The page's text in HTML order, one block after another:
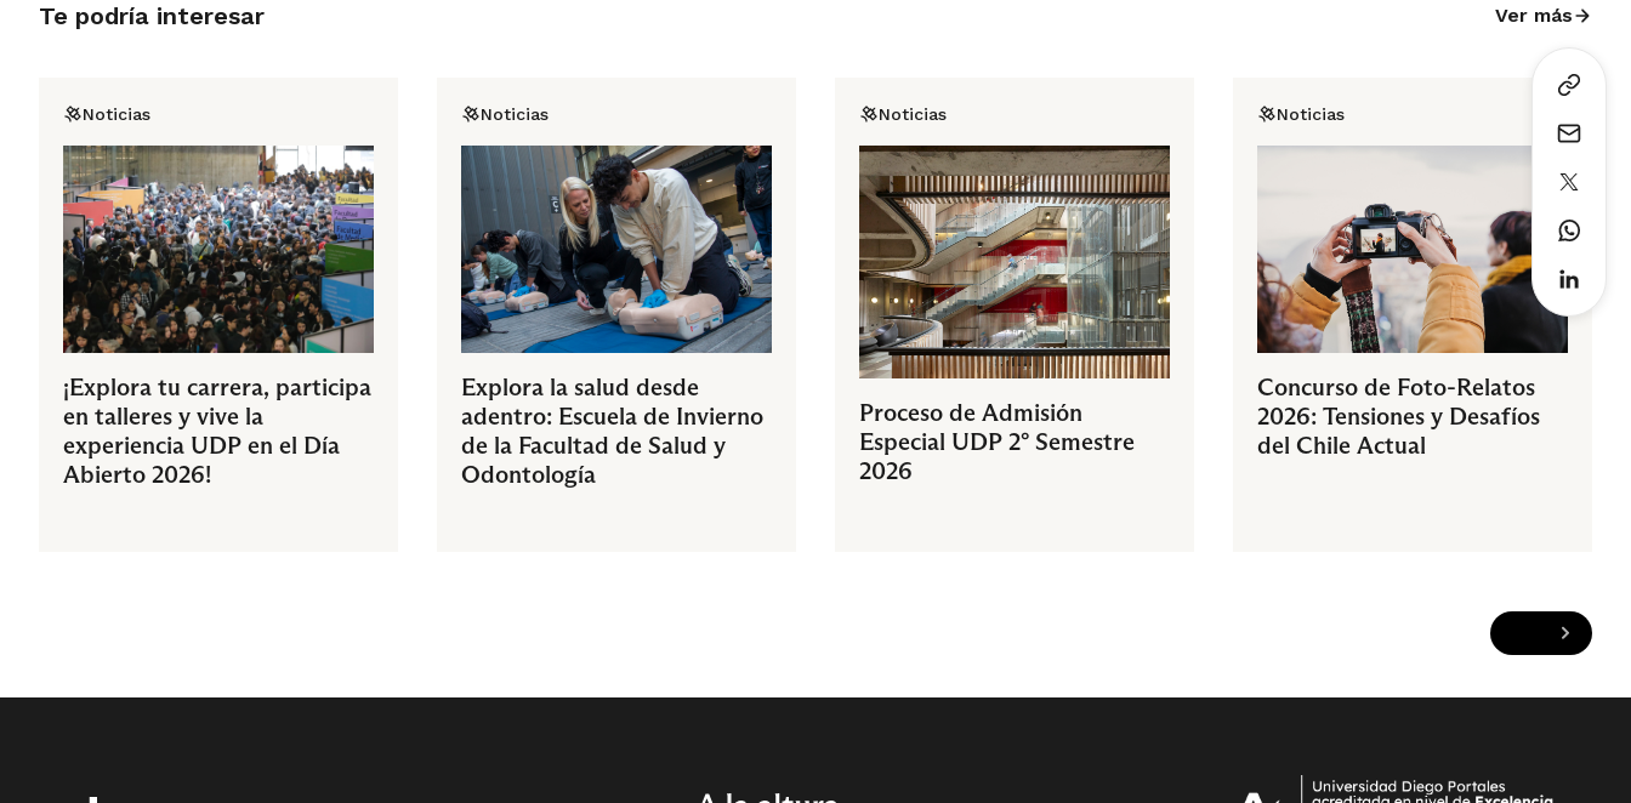
Te podría interesar Ver más
Noticias
¡Explora tu carrera, participa
en talleres y vive la
experiencia UDP en el Día
Abierto 2026!
Noticias
Explora la salud desde
adentro: Escuela de Invierno
de la Facultad de Salud y
Odontología
Noticias
Proceso de Admisión
Especial UDP 2° Semestre
2026
Noticias
Concurso de Foto-Relatos
2026: Tensiones y Desafíos
del Chile Actual